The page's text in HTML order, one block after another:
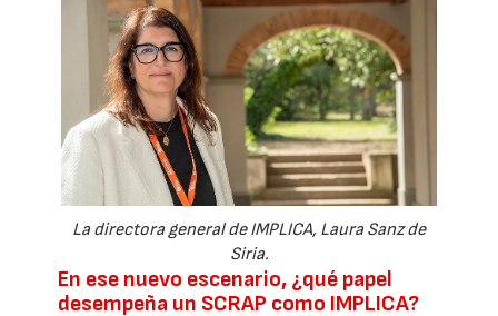
La directora general de IMPLICA, Laura Sanz de
Siria.
En ese nuevo escenario, ¿qué papel
desempeña un SCRAP como IMPLICA?